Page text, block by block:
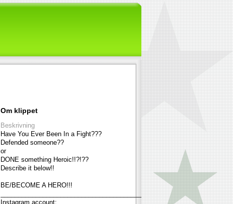
Om klippet
Beskrivning
Have You Ever Been In a Fight???
Defended someone??
or
DONE something Heroic!!?!??
Describe it below!!
BE/BECOME A HERO!!!
______________________________________________________________
Instagram account: